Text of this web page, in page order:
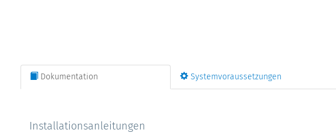
Dokumentation Systemvoraussetzungen
Installationsanleitungen